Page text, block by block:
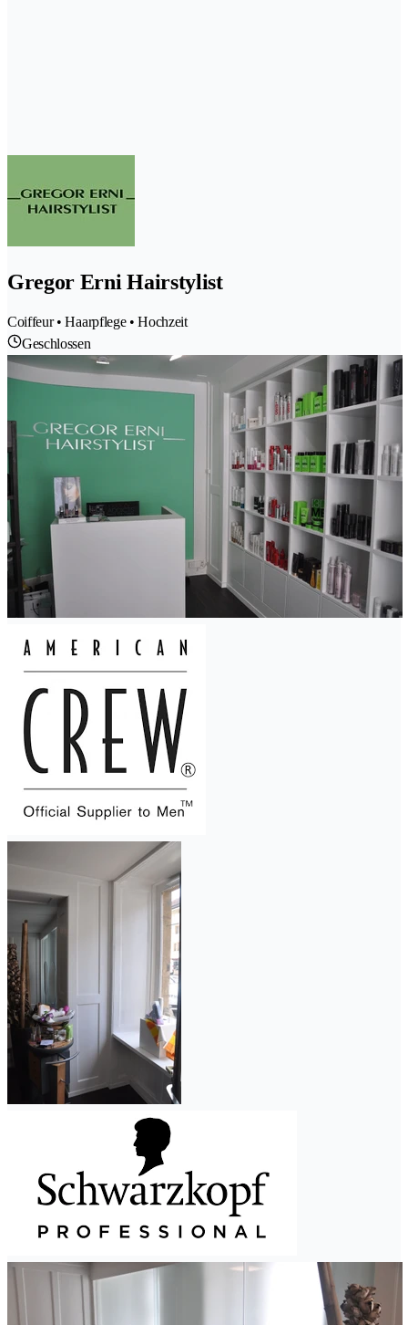
Gregor Erni Hairstylist
Coiffeur • Haarpflege • Hochzeit
Geschlossen